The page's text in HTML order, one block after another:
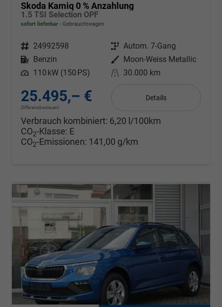
Skoda Kamiq 0 % Anzahlung
1.5 TSI Selection OPF
sofort lieferbar Gebrauchtwagen
Fahrzeugnr. 24992598 Getriebe Autom. 7-Gang
Kraftstoff
Benzin Außenfarbe
Moon-Weiss Metallic
Leistung 110 kW (150 PS) Kilometerstand 30.000 km
25.495,– €
Differenzbesteuert
Details
Verbrauch kombiniert: 6,20 l/100km
CO2-Klasse: E
CO2-Emissionen: 141,00 g/km